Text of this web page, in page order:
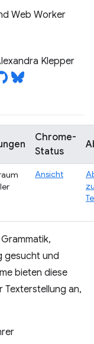
Web Worker
Klepper
Chrome-
Status
Ansicht
gesucht und
bieten diese
Texterstellung an,